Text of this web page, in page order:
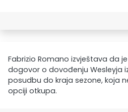
Fabrizio Romano izvještava da
dogovor o dovođenju Wesleyja
posudbu do kraja sezone, koja
opciji otkupa.